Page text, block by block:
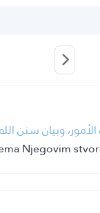
وبيان سنن
Njegovim